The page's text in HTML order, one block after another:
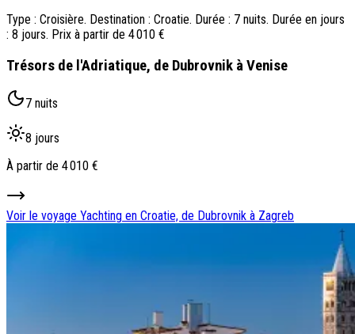
Type : Croisière. Destination : Croatie. Durée : 7 nuits. Durée en jours
: 8 jours. Prix à partir de 4 010 €
Trésors de l'Adriatique, de Dubrovnik à Venise
7 nuits
8 jours
À partir de 4 010 €
Voir le voyage Yachting en Croatie, de Dubrovnik à Zagreb